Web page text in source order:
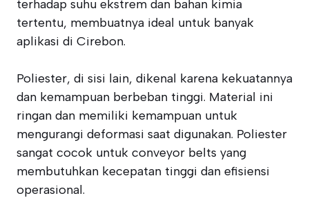
terhadap suhu ekstrem dan bahan kimia
tertentu, membuatnya ideal untuk banyak
aplikasi di Cirebon.
Poliester, di sisi lain, dikenal karena kekuatannya
dan kemampuan berbeban tinggi. Material ini
ringan dan memiliki kemampuan untuk
mengurangi deformasi saat digunakan. Poliester
sangat cocok untuk conveyor belts yang
membutuhkan kecepatan tinggi dan efisiensi
operasional.